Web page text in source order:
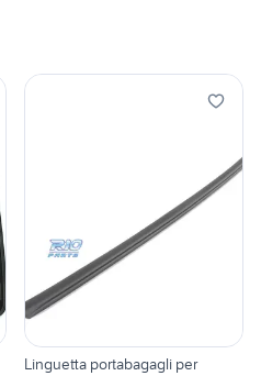
Linguetta portabagagli per